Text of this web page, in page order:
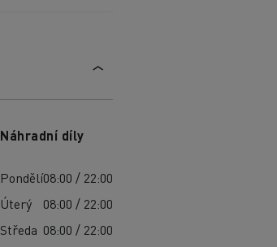
Náhradní díly
Pondělí08:00 / 22:00
Úterý
08:00 / 22:00
Středa 08:00 / 22:00